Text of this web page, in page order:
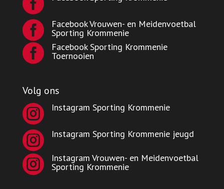
 Facebook Vrouwen- en Meidenvoetbal
Sporting Krommenie
 Facebook Sporting Krommenie
Toernooien
Volg ons
 Instagram Sporting Krommenie
 Instagram Sporting Krommenie jeugd
 Instagram Vrouwen- en Meidenvoetbal
Sporting Krommenie